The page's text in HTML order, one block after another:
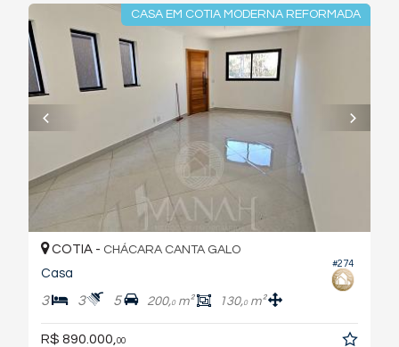
CASA EM COTIA MODERNA REFORMADA
#274
COTIA - CHÁCARA CANTA GALO
Casa
3 3 5 200,0m² 130,0m²
R$ 890.000, 00